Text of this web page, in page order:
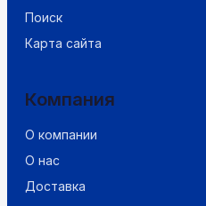
Поиск
Карта сайта
Компания
О компании
О нас
Доставка